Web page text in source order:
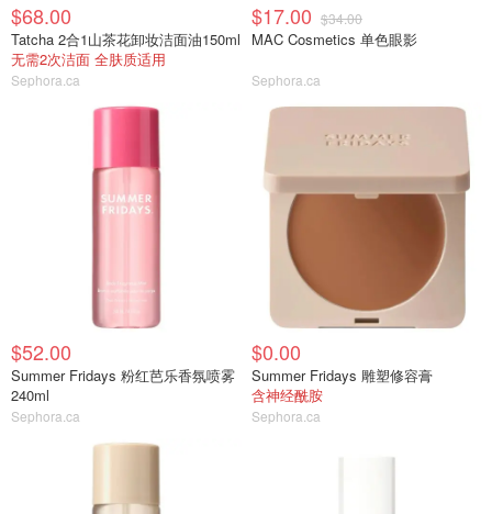
$68.00
Tatcha 2合1山茶花卸妆洁面油150ml
无需2次洁面 全肤质适用
Sephora.ca
$17.00 $34.00
MAC Cosmetics 单色眼影
Sephora.ca
$52.00
Summer Fridays 粉红芭乐香氛喷雾
240ml
Sephora.ca
$0.00
Summer Fridays 雕塑修容膏
含神经酰胺
Sephora.ca